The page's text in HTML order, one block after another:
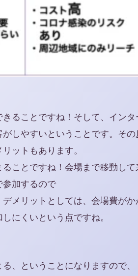
ることですね！そして、イン
しやすいということです。そ
ットもあります。
ことですね！会場まで移動し
参加するので
メリットとしては、会場費がか
にくいという点ですね。
、ということになりますので、